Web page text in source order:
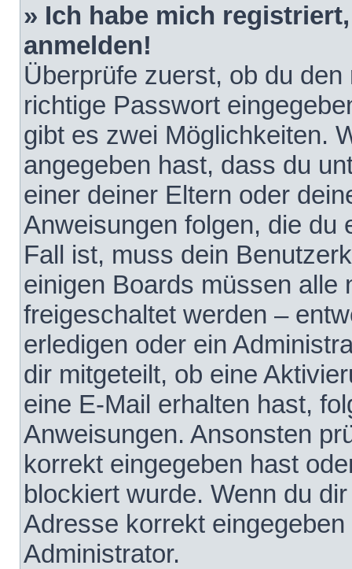
» Ich habe mich
anmelden!
Überprüfe zuerst, ob du
richtige Passwort
gibt es zwei Möglichkeiten.
angegeben hast, dass du
einer deiner Eltern oder
Anweisungen folgen, die du
Fall ist, muss dein
einigen Boards müssen alle
freigeschaltet werden –
erledigen oder ein
dir mitgeteilt, ob eine
eine E-Mail erhalten hast,
Anweisungen. Ansonsten
korrekt eingegeben hast
blockiert wurde. Wenn du
Adresse korrekt
Administrator.